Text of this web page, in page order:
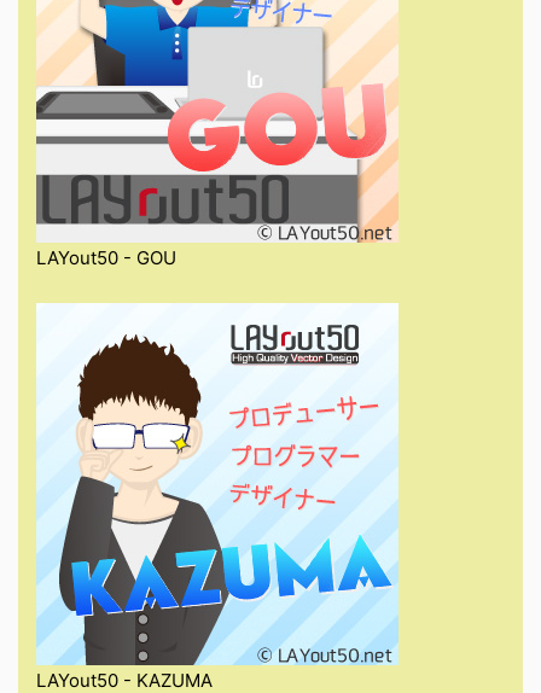
LAYout50 - GOU
LAYout50 - KAZUMA